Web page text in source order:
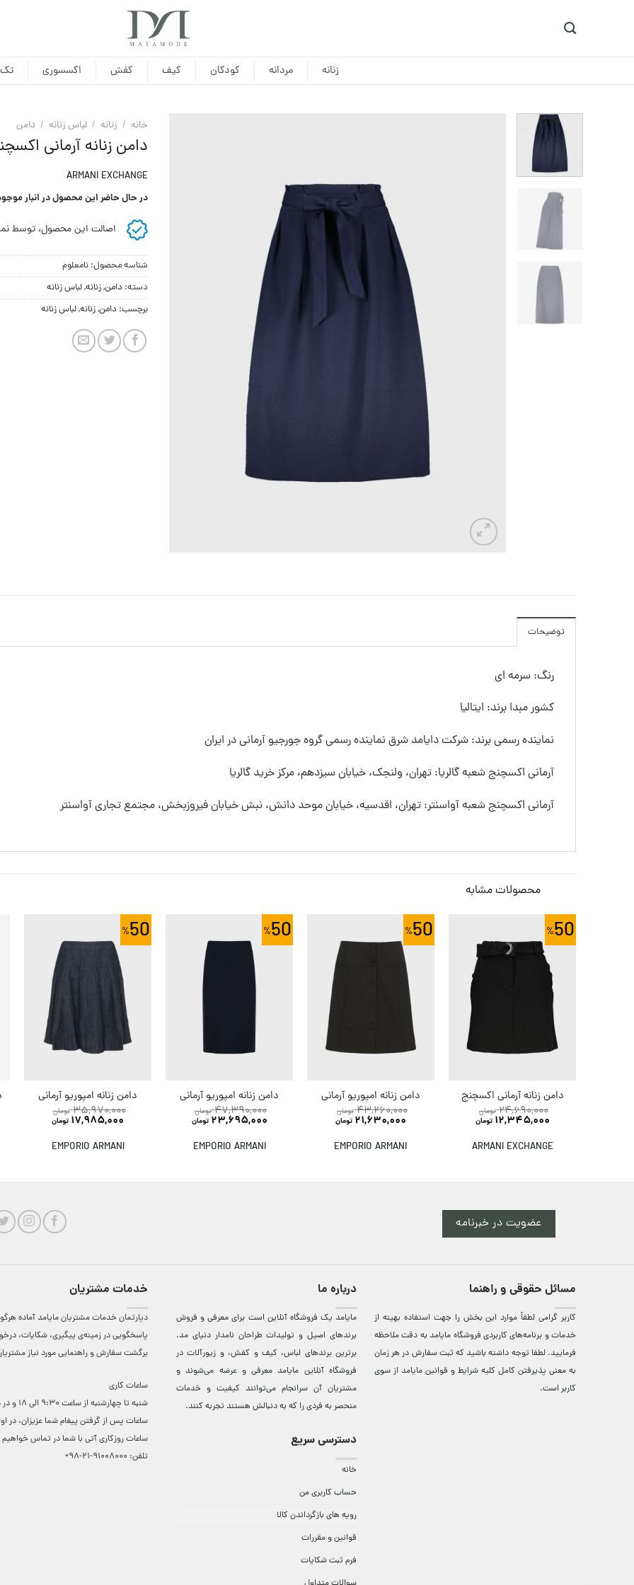
زنانه مردانه کودکان کیف کفش اکسسوری
خانه / زنانه / لباس زنانه / دامن
دامن زنانه آرمانی
ARMANI EXCHANGE
در حال حاضر این محصول در انبار
اصالت این محصول، توسط
شناسه محصول: نامعلوم
دسته: دامن,زنانه,لباس زنانه
برچسب: دامن,زنانه,لباس زنانه
توضیحات
رنگ: سرمه ای
کشور مبدا برند: ایتالیا
نماینده رسمی برند: شرکت دایامد شرق نماینده رسمی گروه جورجیو آرمانی در ایران
آرمانی اکسچنج شعبه گالریا: تهران، ولنجک، خیابان سیزدهم، مرکز خرید گالریا
آرمانی اکسچنج شعبه آواسنتر: تهران، اقدسیه، خیابان موحد دانش، نبش خیابان فیروزبخش، مجتمع تجاری آواسنتر
محصولات مشابه
50
دامن زنانه آرمانی اکسچنج
24,690,000 تومان
12,345,000 تومان
ARMANI EXCHANGE
50
دامن زنانه امپوریو آرمانی
43,260,000 تومان
21,630,000 تومان
EMPORIO ARMANI
50
دامن زنانه امپوریو آرمانی
47,390,000 تومان
23,695,000 تومان
EMPORIO ARMANI
50
دامن زنانه امپوریو آرمانی
35,970,000 تومان
17,985,000 تومان
EMPORIO ARMANI
عضویت در خبرنامه
مسائل حقوقی و راهنما
کاربر گرامی لطفاً موارد این بخش را جهت استفاده بهینه از
خدمات و برنامه‌‏های کاربردی فروشگاه مایامد به دقت ملاحظه
فرمایید. لطفا توجه داشته باشید که ثبت سفارش در هر زمان
به معنی پذیرفتن کامل کلیه شرایط و قوانین مایامد از سوی
کاربر است.
درباره ما
مایامد يک فروشگاه آنلاين است برای معرفی و فروش
برندهای اصيل و توليدات طراحان نامدار دنيای مد.
برترين‌ برندهای لباس، کيف و کفش، و زيورآلات در
فروشگاه آنلاين مایامد معرفی و عرضه می‌شوند و
مشتريان آن سرانجام می‌توانند کيفيت و خدمات
منحصر به فردی را که به دنبالش هستند تجربه کنند.
دسترسی سریع
خانه
حساب کاربری من
رویه های بازگرداندن کالا
قوانین و مقررات
فرم ثبت شکایات
خدمات مشتریان
دپارتمان خدمات مشتریان مایامد آماده
پاسخگویی در زمینه‌ی پیگیری، شکایات،
برگشت سفارش و راهنمایی مورد نیاز
ساعات کاری
شنبه تا چهارشنبه از
ساعات ‌پس از گرفتن پیغام شما عزیزان، در
ساعات روزکاری آتی با شما در تماس خواهیم
تلفن: 91008000-21-98+